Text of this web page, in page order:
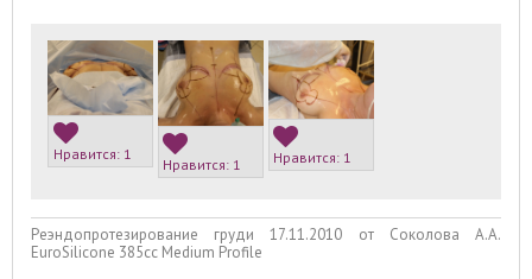
Нравится: 1
Нравится: 1 Нравится: 1
Реэндопротезирование груди 17.11.2010 от Соколова А.А.
EuroSilicone 385сс Medium Profile